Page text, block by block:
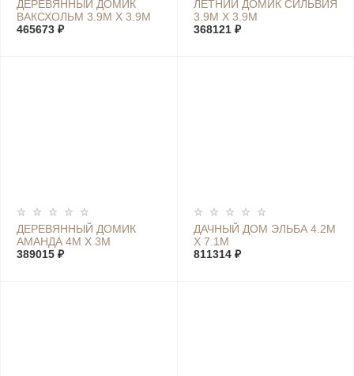
ДЕРЕВЯННЫЙ ДОМИК
ВАКСХОЛЬМ 3.9М Х 3.9М
465673 ₽
ЛЕТНИЙ ДОМИК СИЛЬВИЯ
3.9М Х 3.9М
368121 ₽
ДЕРЕВЯННЫЙ ДОМИК
АМАНДА 4М Х 3М
389015 ₽
ДАЧНЫЙ ДОМ ЭЛЬБА 4.2М
Х 7.1М
811314 ₽